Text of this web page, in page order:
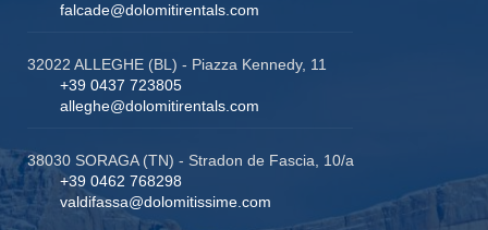
falcade@dolomitirentals.com
32022 ALLEGHE (BL) - Piazza Kennedy, 11
+39 0437 723805
alleghe@dolomitirentals.com
38030 SORAGA (TN) - Stradon de Fascia, 10/a
+39 0462 768298
valdifassa@dolomitissime.com